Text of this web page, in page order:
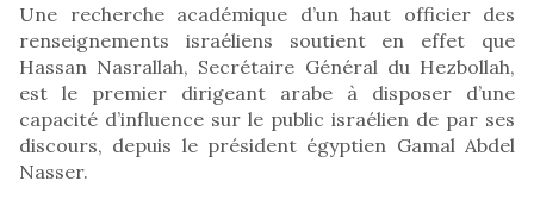
Une recherche académique d’un haut officier des
renseignements israéliens soutient en effet que
Hassan Nasrallah, Secrétaire Général du Hezbollah,
est le premier dirigeant arabe à disposer d’une
capacité d’influence sur le public israélien de par ses
discours, depuis le président égyptien Gamal Abdel
Nasser.